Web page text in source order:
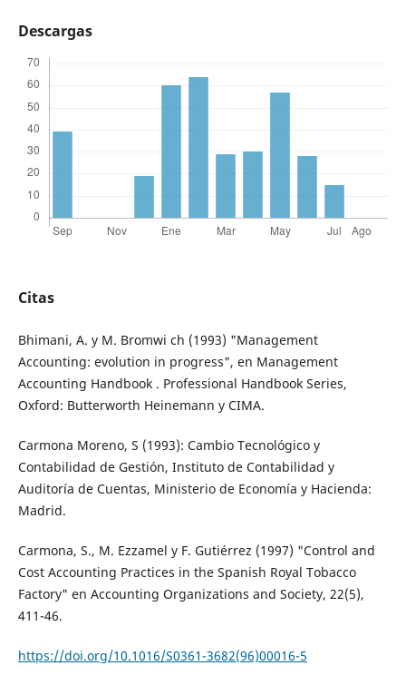
Descargas
Citas
Bhimani, A. y M. Bromwi ch (1993) "Management
Accounting: evolution in progress", en Management
Accounting Handbook . Professional Handbook Series,
Oxford: Butterworth Heinemann y CIMA.
Carmona Moreno, S (1993): Cambio Tecnológico y
Contabilidad de Gestión, Instituto de Contabilidad y
Auditoría de Cuentas, Ministerio de Economía y Hacienda:
Madrid.
Carmona, S., M. Ezzamel y F. Gutiérrez (1997) "Control and
Cost Accounting Practices in the Spanish Royal Tobacco
Factory" en Accounting Organizations and Society, 22(5),
411-46.
https://doi.org/10.1016/S0361-3682(96)00016-5